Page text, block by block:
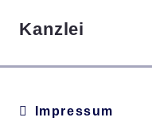
Kanzlei
Impressum